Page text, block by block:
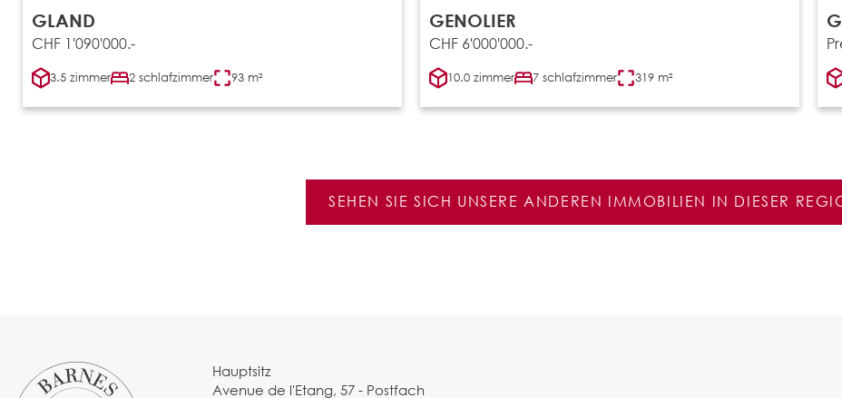
GLAND
CHF 1'090'000.-
3.5 zimmer 2 schlafzimmer 93 m²
GENOLIER
CHF 6'000'000.-
10.0 zimmer 7 schlafzimmer 319 m²
SEHEN SIE SICH UNSERE ANDEREN IMMOBILIEN IN DIESER
Hauptsitz
Avenue de l'Etang, 57 - Postfach